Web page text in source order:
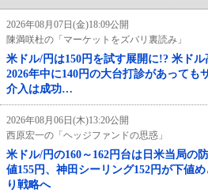
2026年08月07日(金)18:09公開
陳満咲杜の「マーケットをズバリ裏読み」
米ドル/円は150円を試す展開に!? 米ドル
2026年中に140円の大台打診があっても
介入は成功…
2026年08月06日(木)13:20公開
西原宏一の「ヘッジファンドの思惑」
米ドル/円の160～162円台は日米当局の
値155円、神田シーリング152円が下値
り戦略へ